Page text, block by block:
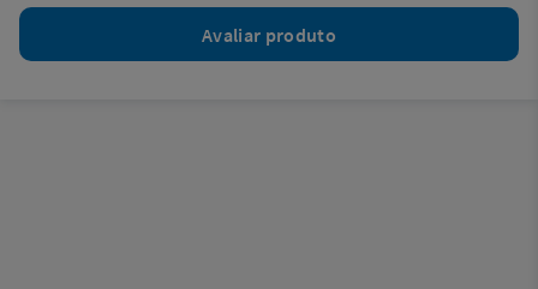
Avaliar produto